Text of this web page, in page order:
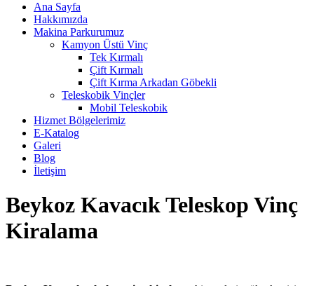
Ana Sayfa
Hakkımızda
Makina Parkurumuz
Kamyon Üstü Vinç
Tek Kırmalı
Çift Kırmalı
Çift Kırma Arkadan Göbekli
Teleskobik Vinçler
Mobil Teleskobik
Hizmet Bölgelerimiz
E-Katalog
Galeri
Blog
İletişim
Beykoz Kavacık Teleskop Vinç
Kiralama